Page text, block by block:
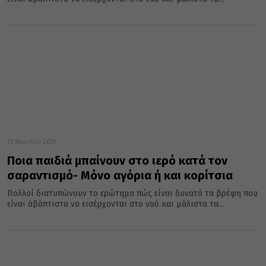
21 Μαρτίου 2019
Ποια παιδιά μπαίνουν στο ιερό κατά τον
σαραντισμό- Μόνο αγόρια ή και κορίτσια
Πολλοί διατυπώνουν το ερώτημα πώς είναι δυνατό τα βρέφη που
είναι άβάπτιστα να εισέρχονται στο ναό και μάλιστα τα...